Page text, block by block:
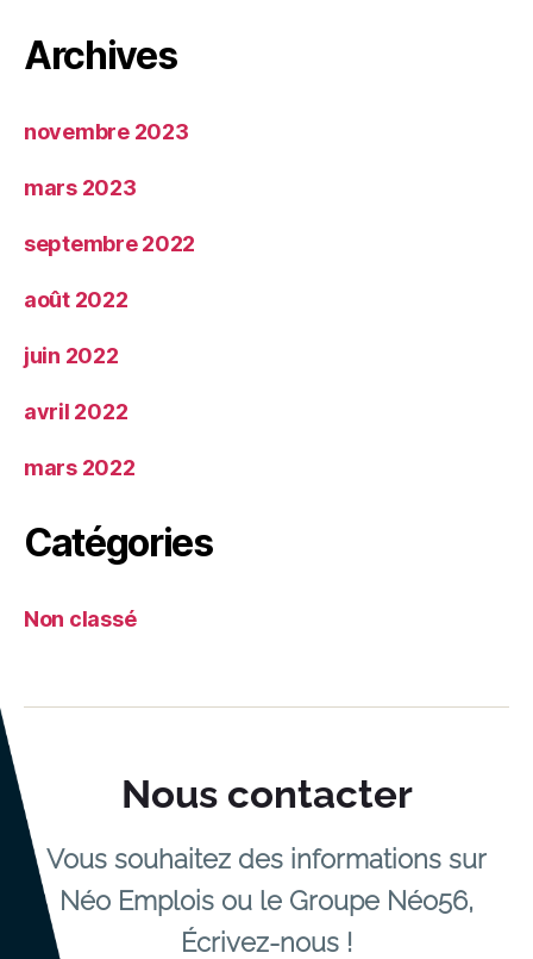
Archives
novembre 2023
mars 2023
septembre 2022
août 2022
juin 2022
avril 2022
mars 2022
Catégories
Non classé
Nous contacter
Vous souhaitez des informations sur
Néo Emplois ou le Groupe Néo56,
Écrivez-nous !